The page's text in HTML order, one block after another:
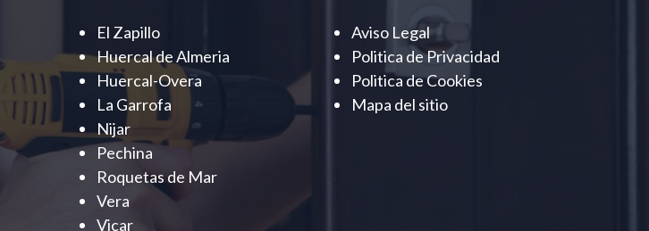
El Zapillo
Huercal de Almeria
Huercal-Overa
La Garrofa
Nijar
Pechina
Roquetas de Mar
Vera
Vicar
Aviso Legal
Politica de Privacidad
Politica de Cookies
Mapa del sitio